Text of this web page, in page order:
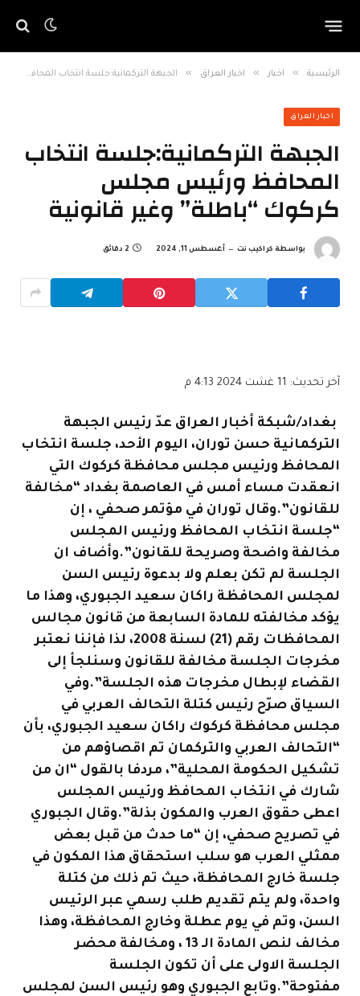
الرئيسية » اخبار » اخبار العراق » الجبهة التركمانية:جلسة انتخاب المحافظ ورئيس مجلس كركوك “باطلة” وغير قانونية
اخبار العراق
الجبهة التركمانية:جلسة انتخاب
المحافظ ورئيس مجلس
كركوك “باطلة” وغير قانونية
بواسطة كراكيب نت أغسطس 11, 2024 2 دقائق
آخر تحديث: 11 غشت 2024 4:13 م
بغداد/شبكة أخبار العراق عدّ رئيس الجبهة
التركمانية حسن توران، اليوم الأحد، جلسة انتخاب
المحافظ ورئيس مجلس محافظة كركوك التي
انعقدت مساء أمس في العاصمة بغداد “مخالفة
للقانون”.وقال توران في مؤتمر صحفي ، إن
“جلسة انتخاب المحافظ ورئيس المجلس
مخالفة واضحة وصريحة للقانون”.وأضاف ان
الجلسة لم تكن بعلم ولا بدعوة رئيس السن
لمجلس المحافظة راكان سعيد الجبوري، وهذا ما
يؤكد مخالفته للمادة السابعة من قانون مجالس
المحافظات رقم (21) لسنة 2008، لذا فإننا نعتبر
مخرجات الجلسة مخالفة للقانون وسنلجأ إلى
القضاء لإبطال مخرجات هذه الجلسة”.وفي
السياق صرّح رئيس كتلة التحالف العربي في
مجلس محافظة كركوك راكان سعيد الجبوري، بأن
“التحالف العربي والتركمان تم اقصاؤهم من
تشكيل الحكومة المحلية”، مردفا بالقول “ان من
شارك في انتخاب المحافظ ورئيس المجلس
اعطى حقوق العرب والمكون بذلة”.وقال الجبوري
في تصريح صحفي، إن “ما حدث من قبل بعض
ممثلي العرب هو سلب استحقاق هذا المكون في
جلسة خارج المحافظة، حيث تم ذلك من كتلة
واحدة، ولم يتم تقديم طلب رسمي عبر الرئيس
السن، وتم في يوم عطلة وخارج المحافظة، وهذا
مخالف لنص المادة الـ 13 ، ومخالفة محضر
الجلسة الاولى على أن تكون الجلسة
مفتوحة”.وتابع الجبوري وهو رئيس السن لمجلس